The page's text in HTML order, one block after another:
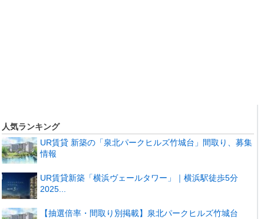
人気ランキング
UR賃貸 新築の「泉北パークヒルズ竹城台」間取り、募集
情報
UR賃貸新築「横浜ヴェールタワー」｜横浜駅徒歩5分
2025...
【抽選倍率・間取り別掲載】泉北パークヒルズ竹城台